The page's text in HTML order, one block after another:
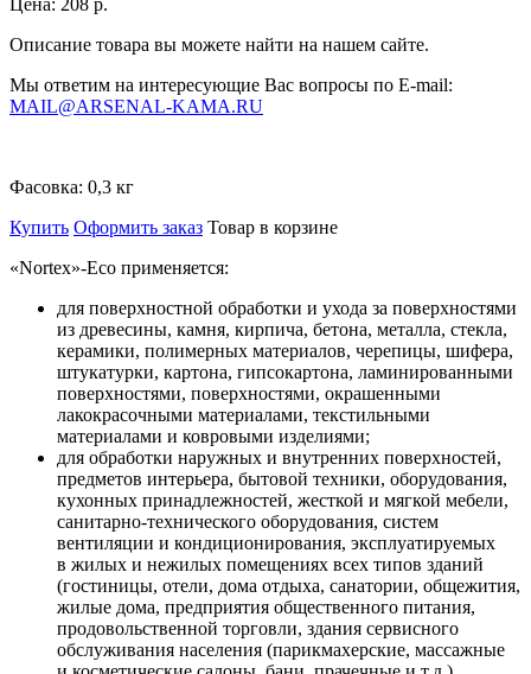
Описание товара вы можете найти на нашем сайте.
Мы ответим на интересующие Вас вопросы по E-mail:
MAIL@ARSENAL-KAMA.RU
Фасовка: 0,3 кг
Купить Оформить заказ Товар в корзине
«Nortex»-Eco применяется:
для поверхностной обработки и ухода за поверхностями
из древесины, камня, кирпича, бетона, металла, стекла,
керамики, полимерных материалов, черепицы, шифера,
штукатурки, картона, гипсокартона, ламинированными
поверхностями, поверхностями, окрашенными
лакокрасочными материалами, текстильными
материалами и ковровыми изделиями;
для обработки наружных и внутренних поверхностей,
предметов интерьера, бытовой техники, оборудования,
кухонных принадлежностей, жесткой и мягкой мебели,
санитарно-технического оборудования, систем
вентиляции и кондиционирования, эксплуатируемых
в жилых и нежилых помещениях всех типов зданий
(гостиницы, отели, дома отдыха, санатории, общежития,
жилые дома, предприятия общественного питания,
продовольственной торговли, здания сервисного
обслуживания населения (парикмахерские, массажные